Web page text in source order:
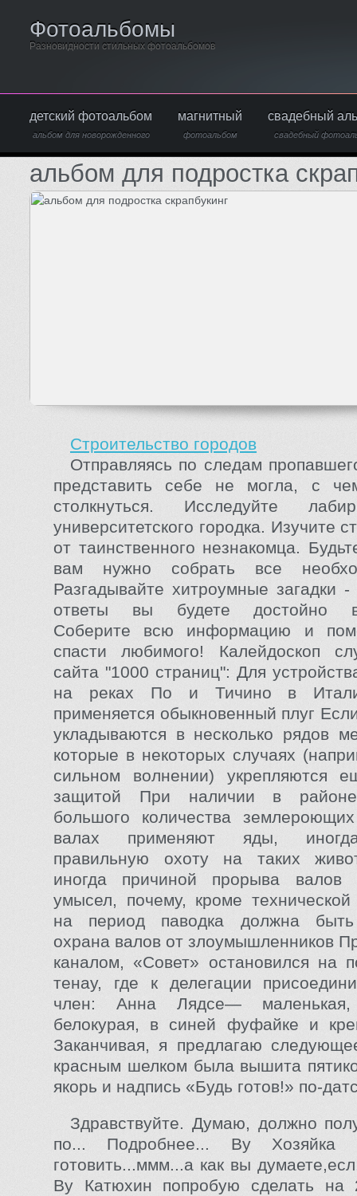
Фотоальбомы
Разновидности стильных фотоальбомов
детский фотоальбом
альбом для новорожденного
магнитный
фотоальбом
свадебный
свадебный
альбом для подростка
Строительство городов
Отправляясь по следам
представить себе не могла, с
столкнуться. Исследуйте
университетского городка. Изучите
от таинственного незнакомца.
вам нужно собрать все
Разгадывайте хитроумные загадки
ответы вы будете достойно
Соберите всю информацию и
спасти любимого! Калейдоскоп
сайта "1000 страниц": Для
на реках По и Тичино в
применяется обыкновенный плуг
укладываются в несколько рядов
которые в некоторых случаях
сильном волнении) укрепляются
защитой При наличии в районе
большого количества
валах применяют яды,
правильную охоту на таких
иногда причиной прорыва валов
умысел, почему, кроме
на период паводка должна быть
охрана валов от злоумышленников
каналом, «Совет» остановился на
тенау, где к делегации
член: Анна Лядсе— маленькая,
белокурая, в синей фуфайке и
Заканчивая, я предлагаю
красным шелком была вышита
якорь и надпись «Будь готов!» по-
Здравствуйте. Думаю, должно
по... Подробнее... By Хозяйка
готовить...ммм...а как вы
By Катюхин попробую сделать на